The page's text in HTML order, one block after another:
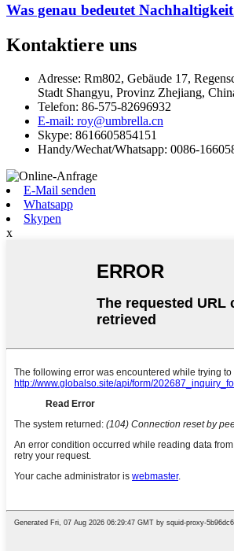
Was genau bedeutet
Kontaktiere uns
Adresse: Rm802, Gebäude 17,
Stadt Shangyu, Provinz Zhejiang,
Telefon: 86-575-82696932
E-mail: roy@umbrella.cn
Skype: 8616605854151
Handy/Wechat/Whatsapp: 0086-
E-Mail senden
Whatsapp
Skypen
x